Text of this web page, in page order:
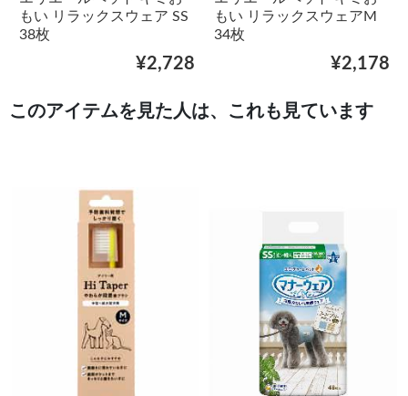
もい リラックスウェア SS
38枚
¥2,728
もい リラックスウェアM
34枚
¥2,178
このアイテムを見た人は、これも見ています